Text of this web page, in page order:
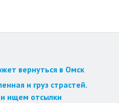
вернуться в Омск
и груз страстей.
ищем отсылки